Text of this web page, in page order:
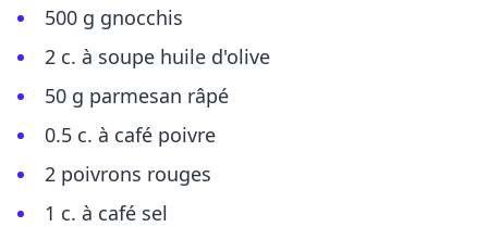
500 g gnocchis
2 c. à soupe huile d'olive
50 g parmesan râpé
0.5 c. à café poivre
2 poivrons rouges
1 c. à café sel